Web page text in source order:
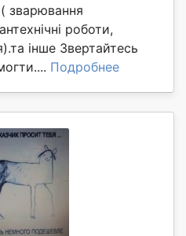
зварювання
роботи,
інше Звертайтесь
Подробнее